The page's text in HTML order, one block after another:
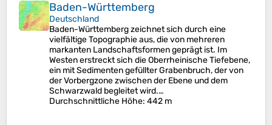
Baden-Württemberg
Deutschland
Baden-Württemberg zeichnet sich durch eine
vielfältige Topographie aus, die von mehreren
markanten Landschaftsformen geprägt ist. Im
Westen erstreckt sich die Oberrheinische Tiefebene,
ein mit Sedimenten gefüllter Grabenbruch, der von
der Vorbergzone zwischen der Ebene und dem
Schwarzwald begleitet wird.…
Durchschnittliche Höhe: 442 m